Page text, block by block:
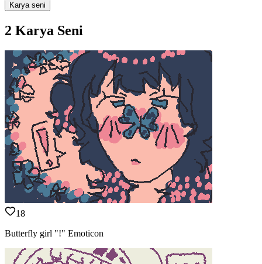
Karya seni
2 Karya Seni
18
Butterfly girl "!" Emoticon